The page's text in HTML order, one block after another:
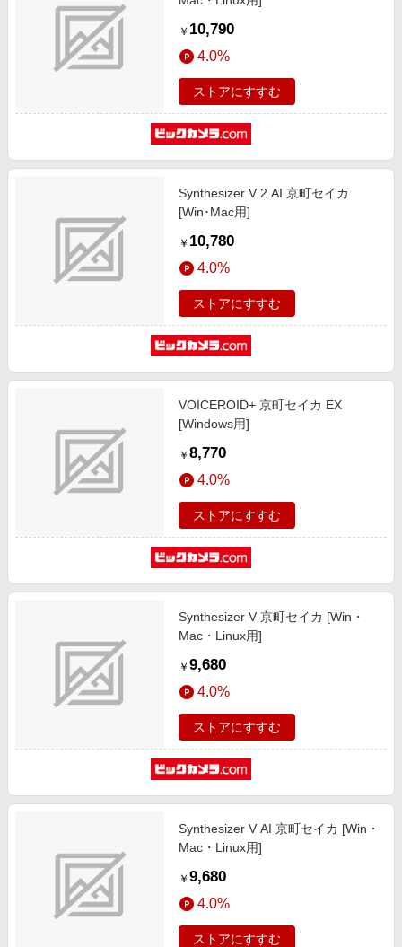
￥ 10,790
4.0%
ストアにすすむ
Synthesizer V 2 AI 京町セイカ
[Win･Mac用]
￥ 10,780
4.0%
ストアにすすむ
VOICEROID+ 京町セイカ EX
[Windows用]
￥ 8,770
4.0%
ストアにすすむ
Synthesizer V 京町セイカ [Win・
Mac・Linux用]
￥ 9,680
4.0%
ストアにすすむ
Synthesizer V AI 京町セイカ [Win・
Mac・Linux用]
￥ 9,680
4.0%
ストアにすすむ